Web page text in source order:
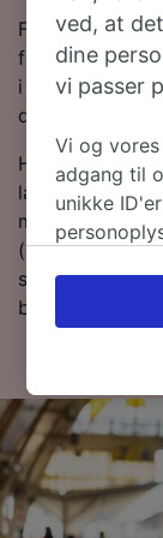
For at hjælpe
fremhævet de
i vores
du bestiller
Har du lyst til
lav en søgning
mere om
(deriblandt om
stillede
billige
ved, at
dine
vi passer
Vi og
adgang til
unikke
herunder
legitim
siden om
spore dig.
Vi og